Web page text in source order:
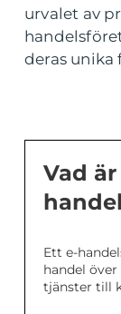
urvalet av
deras unika
Vad
Ett e-
handel
tjänster till